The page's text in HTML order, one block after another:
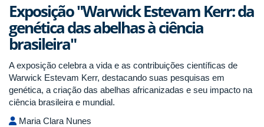
Exposição "Warwick Estevam Kerr: da
genética das abelhas à ciência
brasileira"
A exposição celebra a vida e as contribuições científicas de
Warwick Estevam Kerr, destacando suas pesquisas em
genética, a criação das abelhas africanizadas e seu impacto na
ciência brasileira e mundial.
Maria Clara Nunes